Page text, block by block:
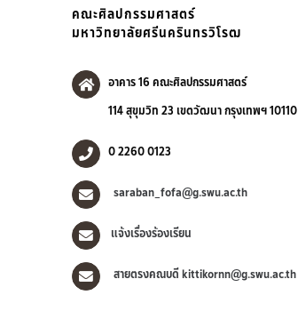
คณะศิลปกรรมศาสตร์
มหาวิทยาลัยศรีนครินทรวิโรฒ
อาคาร 16 คณะศิลปกรรมศาสตร์
114 สุขุมวิท 23 เขตวัฒนา กรุงเทพฯ 10110
0 2260 0123
saraban_fofa@g.swu.ac.th
แจ้งเรื่องร้องเรียน
สายตรงคณบดี kittikornn@g.swu.ac.th